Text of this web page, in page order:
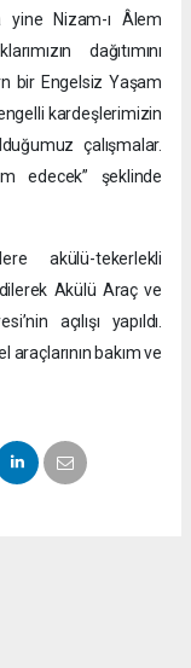
yine Nizam-ı Âlem
dağıtımını
bir Engelsiz Yaşam
kardeşlerimizin
çalışmalar.
edecek” şeklinde
akülü-tekerlekli
Akülü Araç ve
açılışı yapıldı.
bakım ve